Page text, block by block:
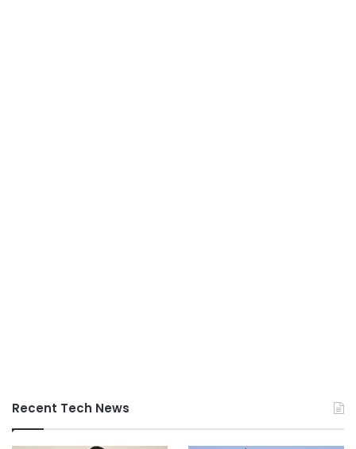
Recent Tech News